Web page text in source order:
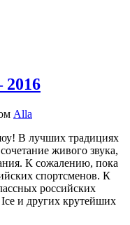
Alla
В лучших традициях
живого звука,
К сожалению, пока
спортсменов. К
российских
и других крутейших